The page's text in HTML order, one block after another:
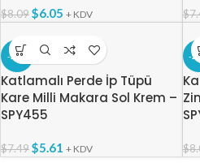
$8.09$6.05 + KDV $
-25%
Katlamalı Perde İp Tüpü
Kare Milli Makara Sol Krem –
SPY455
$7.49$5.61 + KDV
-
$